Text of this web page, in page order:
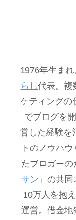
1976年生まれ
らし代表。複
ケティングの
でブログを
営した経験を
トのノウハ
たブロガーの
サン 」の共
10万人を抱
運営。借金地